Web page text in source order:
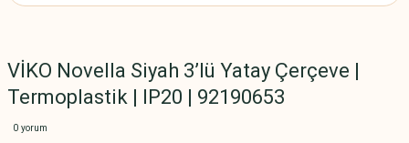
VİKO Novella Siyah 3’lü Yatay Çerçeve |
Termoplastik | IP20 | 92190653
0 yorum